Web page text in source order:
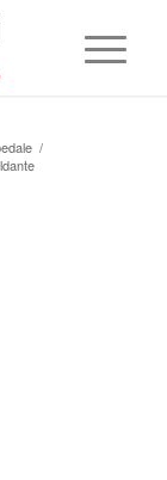
/